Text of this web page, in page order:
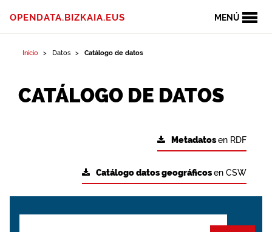
MENÚ
OPENDATA.BIZKAIA.EUS
Inicio Datos Catálogo de datos
CATÁLOGO DE DATOS
Metadatosen RDF
Catálogo datos geográficosen CSW